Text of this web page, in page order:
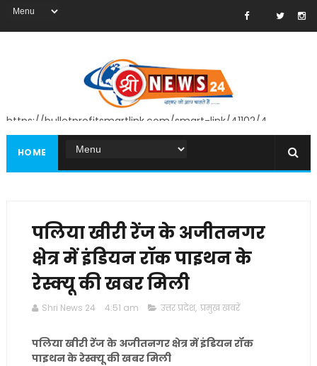
https://bulletprofitsmartlink.com/smart-link/41102/4
HOME
पलिया खीरी रेंज के अजीतनगर
क्षेत्र में इंडियन रॉक पाइथन के
रेस्क्यू की खबर मिली
Shri News 24 4:51 am उत्तर प्रदेश, प्रमुख खबरें
पलिया खीरी रेंज के अजीतनगर क्षेत्र में इंडियन रॉक
पाइथन के रेस्क्यू की खबर मिली